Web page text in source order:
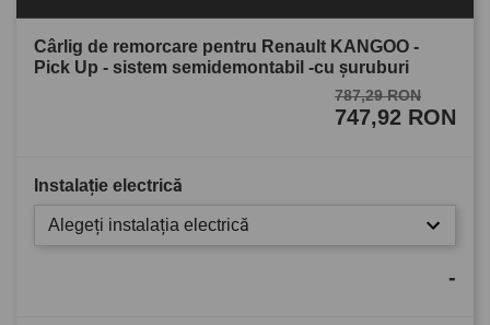
Cârlig de remorcare pentru Renault KANGOO -
Pick Up - sistem semidemontabil -cu şuruburi
787,29 RON
747,92 RON
Instalație electrică
Alegeți instalația electrică
-